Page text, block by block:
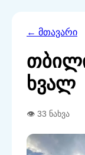
← მთავარი
ხვალ
👁 33 ნახვა